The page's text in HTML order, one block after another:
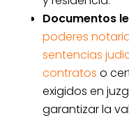
Documentos
poderes
sentencias
contratos o
exigidos en
garantizar la